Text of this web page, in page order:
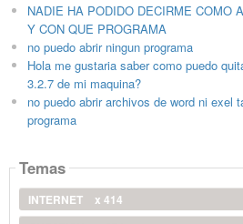
NADIE HA PODIDO DECIRME COMO
Y CON QUE PROGRAMA
no puedo abrir ningun programa
Hola me gustaria saber como puedo
3.2.7 de mi maquina?
no puedo abrir archivos de word ni exel
programa
Temas
INTERNET
x 414